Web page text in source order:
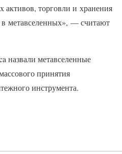
активов, торговли и хранения
метавселенных», — считают
назвали метавселенные
принятия
инструмента.